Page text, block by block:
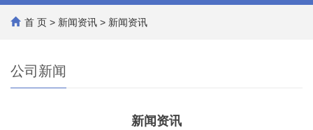
首 页 > 新闻资讯 > 新闻资讯
公司新闻
新闻资讯